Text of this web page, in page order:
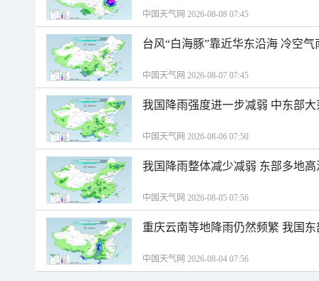
中国天气网 2026-08-08 07:45
台风“白海豚”靠近华东沿海 冷空
中国天气网 2026-08-07 07:45
我国降雨强度进一步减弱 中东部
中国天气网 2026-08-06 07:50
我国降雨整体减少减弱 东部多地
中国天气网 2026-08-05 07:56
重庆云南等地降雨仍然频繁 我国
中国天气网 2026-08-04 07:56